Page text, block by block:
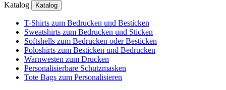
Katalog Katalog
T-Shirts zum Bedrucken und Besticken
Sweatshirts zum Bedrucken und Sticken
Softshells zum Bedrucken oder Besticken
Poloshirts zum Besticken und Bedrucken
Warnwesten zum Drucken
Personalisierbare Schutzmasken
Tote Bags zum Personalisieren